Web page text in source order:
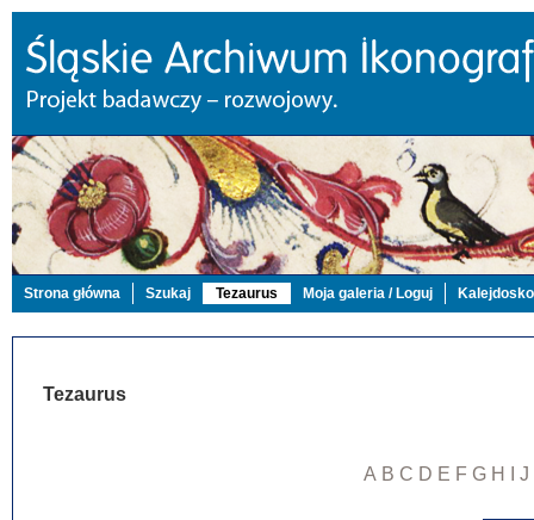
Strona główna Szukaj Tezaurus Moja galeria / Loguj
Tezaurus
A B C D E F G H J